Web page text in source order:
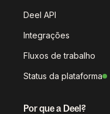
Deel API
Integrações
Fluxos de trabalho
Status da plataforma
Por que a Deel?